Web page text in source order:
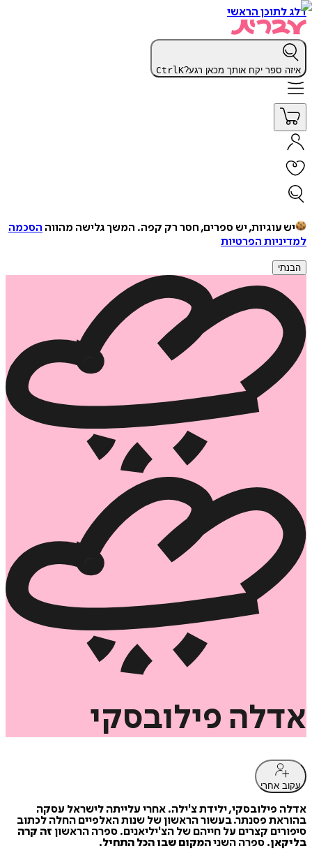
דלג לתוכן הראשי
איזה ספר יקח אותך מכאן רגע? CtrlK
יש עוגיות, יש ספרים, חסר רק קפה. המשך גלישה מהווה הסכמה
למדיניות הפרטיות
הבנתי
אדלה פילובסקי
עקוב אחרי
אדלה פילובסקי, ילידת צ'ילה. אחרי עלייתה לישראל עסקה
בהוראת פסנתר. בעשור הראשון של שנות האלפיים החלה לכתוב
סיפורים קצרים על חייהם של הצ'יליאנים. ספרה הראשון זה קרה
בליקאן. ספרה השניהמקום שבו הכל התחיל.